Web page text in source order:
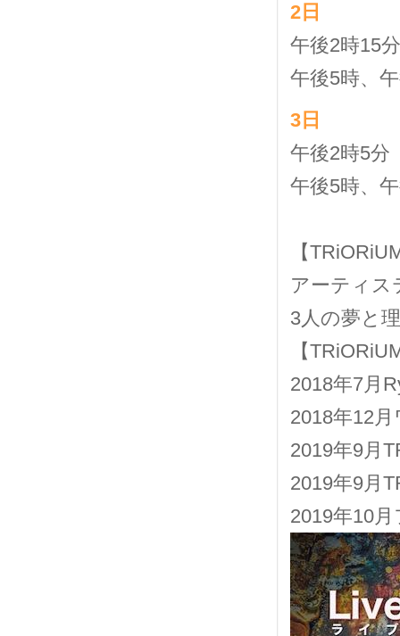
2日
午後2時
午後5時、
3日
午後2時5
午後5時、
【
アーティス
3人の夢と
【
2018年7月
2018年12
2019年9月
2019年9月
2019年10